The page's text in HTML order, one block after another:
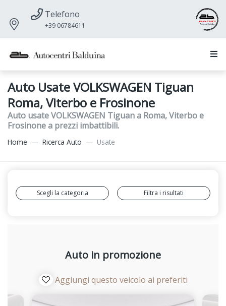
Telefono
+39 06784611
Auto Usate VOLKSWAGEN Tiguan
Roma, Viterbo e Frosinone
Auto usate VOLKSWAGEN Tiguan a Roma, Viterbo e
Frosinone a prezzi imbattibili.
Home Ricerca Auto Usate
Scegli la categoria Filtra i risultati
Auto in promozione
Aggiungi questo veicolo ai preferiti